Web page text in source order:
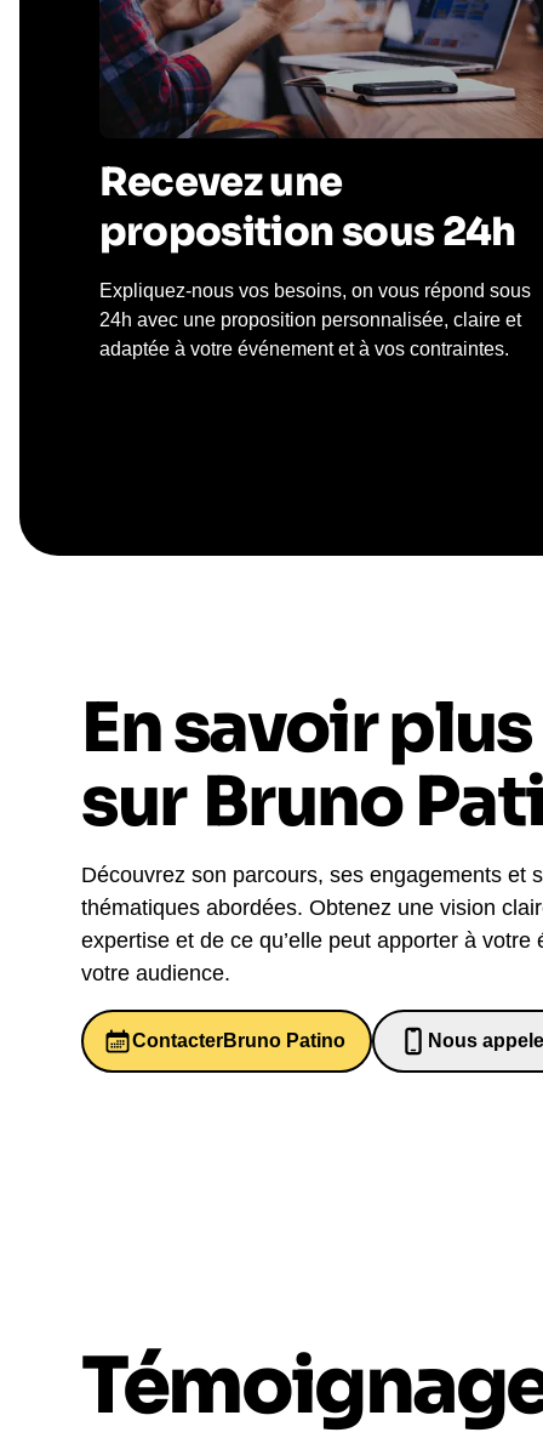
Recevez une
proposition sous 24h
Expliquez-nous vos besoins, on vous répond sous
24h avec une proposition personnalisée, claire et
adaptée à votre événement et à vos contraintes.
En savoir plus
sur Bruno
Découvrez son parcours, ses engagements et
thématiques abordées. Obtenez une vision
expertise et de ce qu’elle peut apporter à votre
votre audience.
ContacterBruno Patino
Nous
0652698481